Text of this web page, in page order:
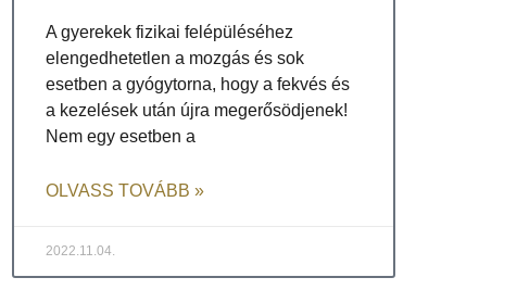
A gyerekek fizikai felépüléséhez
elengedhetetlen a mozgás és sok
esetben a gyógytorna, hogy a fekvés és
a kezelések után újra megerősödjenek!
Nem egy esetben a
OLVASS TOVÁBB »
2022.11.04.